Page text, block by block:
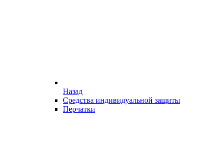
Назад
Средства индивидуальной защиты
Перчатки